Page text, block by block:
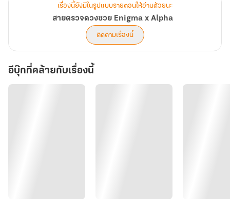
เรื่องนี้ยังมีในรูปแบบรายตอนให้อ่านด้วยนะ
สายตรวจดวงซวย Enigma x Alpha
ติดตามเรื่องนี้
อีบุ๊กที่คล้ายกับเรื่องนี้